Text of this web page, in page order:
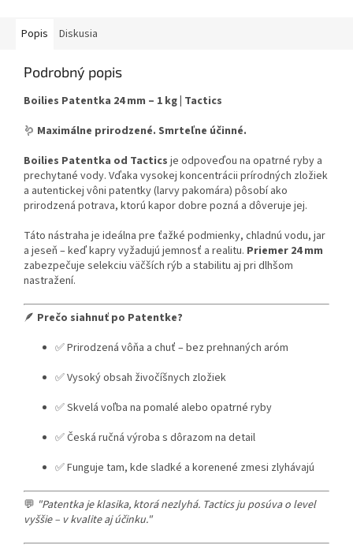
Popis Diskusia
Podrobný popis
Boilies Patentka 24 mm – 1 kg | Tactics
🪱 Maximálne prirodzené. Smrteľne účinné.
Boilies Patentka od Tactics je odpoveďou na opatrné ryby a
prechytané vody. Vďaka vysokej koncentrácii prírodných zložiek
a autentickej vôni patentky (larvy pakomára) pôsobí ako
prirodzená potrava, ktorú kapor dobre pozná a dôveruje jej.
Táto nástraha je ideálna pre ťažké podmienky, chladnú vodu, jar
a jeseň – keď kapry vyžadujú jemnosť a realitu. Priemer 24 mm
zabezpečuje selekciu väčších rýb a stabilitu aj pri dlhšom
nastražení.
🪶 Prečo siahnuť po Patentke?
✅ Prirodzená vôňa a chuť – bez prehnaných aróm
✅ Vysoký obsah živočíšnych zložiek
✅ Skvelá voľba na pomalé alebo opatrné ryby
✅ Česká ručná výroba s dôrazom na detail
✅ Funguje tam, kde sladké a korenené zmesi zlyhávajú
💬 "Patentka je klasika, ktorá nezlyhá. Tactics ju posúva o level
vyššie – v kvalite aj účinku."